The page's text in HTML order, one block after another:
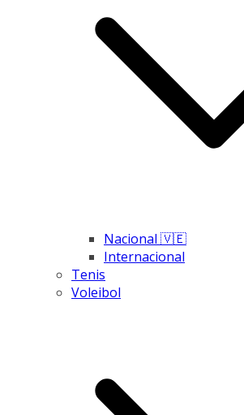
Nacional 🇻🇪
Internacional
Tenis
Voleibol